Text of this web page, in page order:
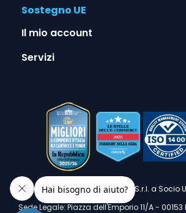
Sostegno UE
Il mio account
Servizi
© 2026 Alphaink S.r.l. a Socio
Sede Legale: Piazza dell'Emporio 11/A - 00153